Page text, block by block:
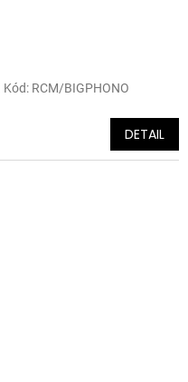
Kód: RCM/BIGPHONO
DETAIL